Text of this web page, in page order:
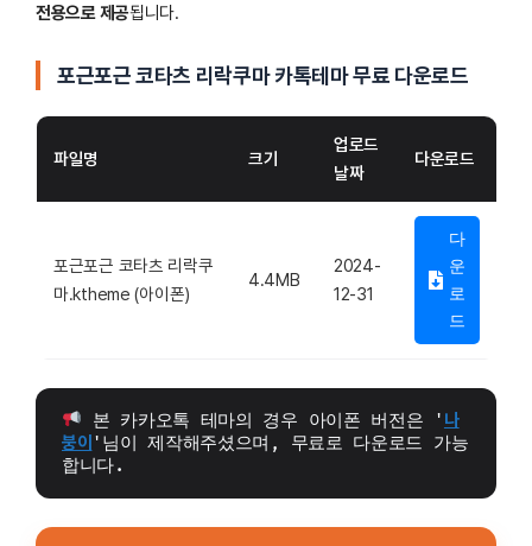
전용으로 제공됩니다.
포근포근 코타츠 리락쿠마카톡테마 무료 다운로드
파일명 크기
업로드
날짜
다운로드
포근포근 코타츠 리락쿠
마.ktheme (아이폰)
4.4MB
2024-
12-31
다
운
로
드
본 카카오톡 테마의 경우 아이폰 버전은 ' 나
붕이 '님이 제작해주셨으며, 무료로 다운로드 가능
합니다.